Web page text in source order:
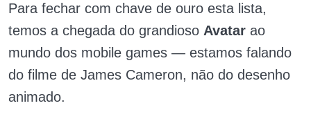
Para fechar com chave de ouro esta lista,
temos a chegada do grandioso Avatar ao
mundo dos mobile games — estamos falando
do filme de James Cameron, não do desenho
animado.